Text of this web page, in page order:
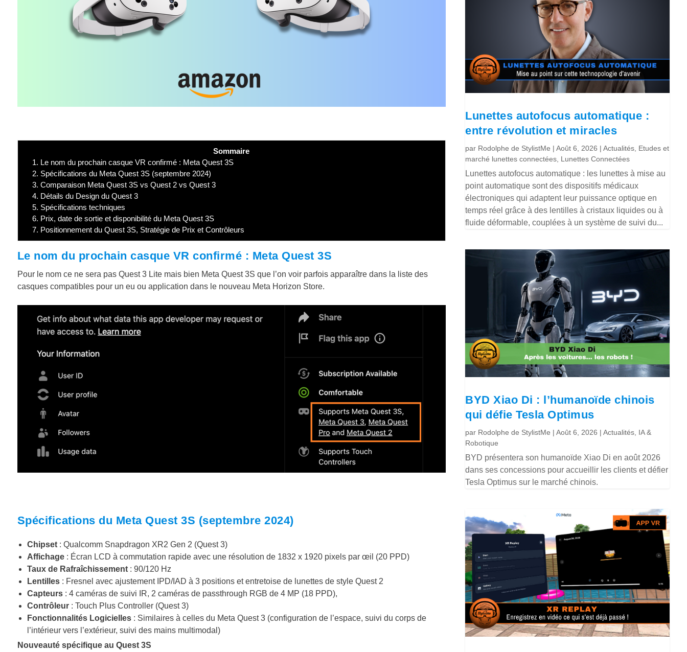
Sommaire
1. Le nom du prochain casque VR confirmé : Meta Quest 3S
2. Spécifications du Meta Quest 3S (septembre 2024)
3. Comparaison Meta Quest 3S vs Quest 2 vs Quest 3
4. Détails du Design du Quest 3
5. Spécifications techniques
6. Prix, date de sortie et disponibilité du Meta Quest 3S
7. Positionnement du Quest 3S, Stratégie de Prix et Contrôleurs
Le nom du prochain casque VR confirmé : Meta Quest 3S
Pour le nom ce ne sera pas Quest 3 Lite mais bien Meta Quest 3S que l’on voir parfois apparaître dans la liste des
casques compatibles pour un eu ou application dans le nouveau Meta Horizon Store.
Spécifications du Meta Quest 3S (septembre 2024)
Chipset: Qualcomm Snapdragon XR2 Gen 2 (Quest 3)
Affichage: Écran LCD à commutation rapide avec une résolution de 1832 x 1920 pixels par œil (20 PPD)
Taux de Rafraîchissement: 90/120 Hz
Lentilles: Fresnel avec ajustement IPD/IAD à 3 positions et entretoise de lunettes de style Quest 2
Capteurs: 4 caméras de suivi IR, 2 caméras de passthrough RGB de 4 MP (18 PPD),
Contrôleur: Touch Plus Controller (Quest 3)
Fonctionnalités Logicielles: Similaires à celles du Meta Quest 3 (configuration de l’espace, suivi du corps de
l’intérieur vers l’extérieur, suivi des mains multimodal)
Nouveauté spécifique au Quest 3S
Lunettes autofocus automatique :
entre révolution et miracles
par Rodolphe de StylistMe |Août 6, 2026 |Actualités Etudes et
marché lunettes connectées Lunettes Connectées
Lunettes autofocus automatique : les lunettes à mise au
point automatique sont des dispositifs médicaux
électroniques qui adaptent leur puissance optique en
temps réel grâce à des lentilles à cristaux liquides ou à
fluide déformable, couplées à un système de suivi du...
BYD Xiao Di : l’humanoïde chinois
qui défie Tesla Optimus
par Rodolphe de StylistMe |Août 6, 2026 |Actualités IA &
Robotique
BYD présentera son humanoïde Xiao Di en août 2026
dans ses concessions pour accueillir les clients et défier
Tesla Optimus sur le marché chinois.